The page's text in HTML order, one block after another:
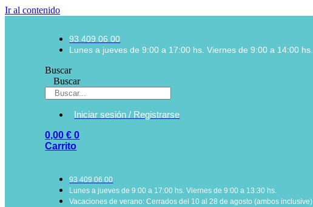
Ir al contenido
93 409 06 00
Lunes a jueves de 9:00 a 17:00 hs. Viernes de 9:00 a 14:00 hs.
Buscar
Buscar
Iniciar sesión / Registrarse
0,00€ 0
Carrito
93 409 06 00
Lunes a jueves de 9:00 a 17:00 hs. Viernes de 9:00 a 13:30 hs.
Vacaciones de verano: Cerrados del 10 al 28 de agosto (ambos inclusive)